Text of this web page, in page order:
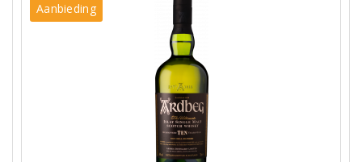
Aanbieding